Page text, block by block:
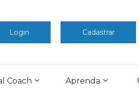
Login Cadastrar
Coach Aprenda